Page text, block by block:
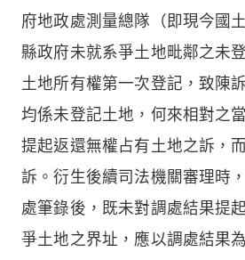
府地政處測量總隊（即現今國
縣政府未就系爭土地毗鄰之未
土地所有權第一次登記，致陳
均係未登記土地，何來相對之
提起返還無權占有土地之訴，
訴。衍生後續司法機關審理時
處筆錄後，既未對調處結果提
爭土地之界址，應以調處結果